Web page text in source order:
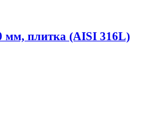
мм, плитка (AISI 316L)